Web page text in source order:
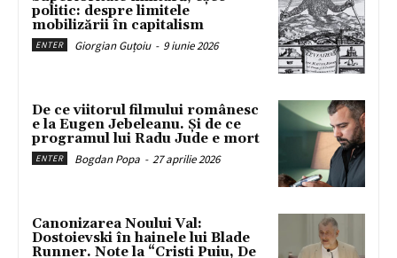
politic: despre limitele
mobilizării în capitalism
ENTER Giorgian Guțoiu - 9 iunie 2026
De ce viitorul filmului românesc
e la Eugen Jebeleanu. Și de ce
programul lui Radu Jude e mort
ENTER Bogdan Popa - 27 aprilie 2026
Canonizarea Noului Val:
Dostoievski în hainele lui Blade
Runner. Note la “Cristi Puiu, De